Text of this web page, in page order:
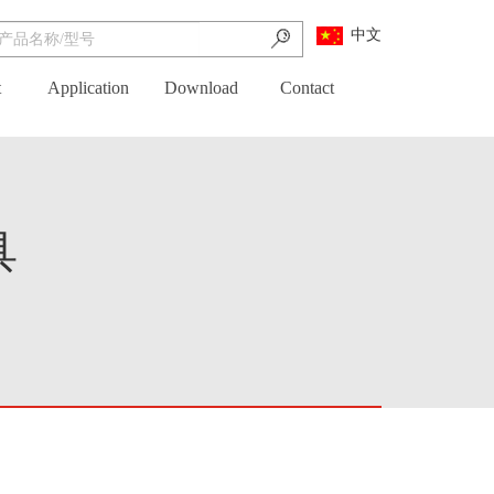
中文
Application Download Contact
产品中心
Modular Drawer Cabinets